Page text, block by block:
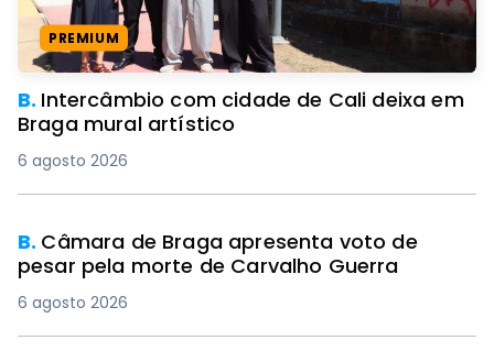
PREMIUM
B. Intercâmbio com cidade de Cali deixa em
Braga mural artístico
6 agosto 2026
B. Câmara de Braga apresenta voto de
pesar pela morte de Carvalho Guerra
6 agosto 2026